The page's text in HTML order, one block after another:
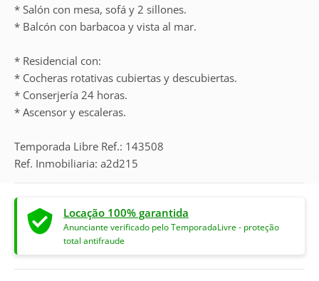
* Salón con mesa, sofá y 2 sillones.
* Balcón con barbacoa y vista al mar.
* Residencial con:
* Cocheras rotativas cubiertas y descubiertas.
* Conserjería 24 horas.
* Ascensor y escaleras.
Temporada Libre Ref.: 143508
Ref. Inmobiliaria: a2d215
Locação 100% garantida
Anunciante verificado pelo TemporadaLivre - proteção
total antifraude